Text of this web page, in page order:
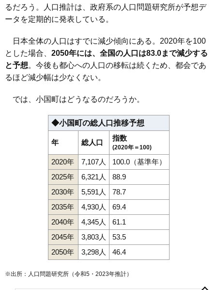
るだろう。人口推計は、政府系の人口問題研究所が予想デ
ータを定期的に発表している。
日本全体の人口はすでに減少傾向にある。2020年を100
とした場合、 2050年には、全国の人口は83.0まで減少する
と予想。今後も都心への人口の移転は続くため、都会であ
るほど減少幅は少なくない。
では、小国町はどうなるのだろうか。
◆小国町の総人口推移予想
年 総人口
指数
(2020年＝100)
2020年 7,107人
100.0（基準年）
2025年
6,321人
88.9
2030年
5,591人
78.7
2035年
4,930人
69.4
2040年
4,345人
61.1
2045年
3,803人
53.5
2050年
3,298人 46.4
※出所：人口問題研究所（令和5・2023年推計）